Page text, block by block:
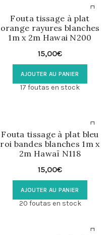
Fouta tissage à plat
orange rayures blanches
1m x 2m Hawai N200
15,00€
AJOUTER AU PANIER
17 foutas en stock
Fouta tissage à plat bleu
roi bandes blanches 1m x
2m Hawaï N118
15,00€
AJOUTER AU PANIER
20 foutas en stock